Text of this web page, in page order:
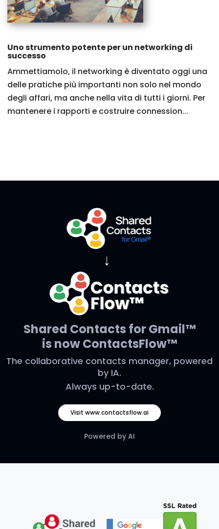
Uno strumento potente per un networking di
successo
Ammettiamolo, il networking è diventato oggi una
delle pratiche più importanti non solo nel mondo
degli affari, ma anche nella vita di tutti i giorni. Per
mantenere i rapporti e costruire connession...
→
Shared Contacts for Gmail™
is now ContactsFlow™
The collaborative contacts manager, powered
by IA.
Always up-to-date.
Visit www.contactsflow.ai
Powered by AI